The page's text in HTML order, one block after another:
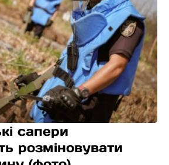
сапери
розміновувати